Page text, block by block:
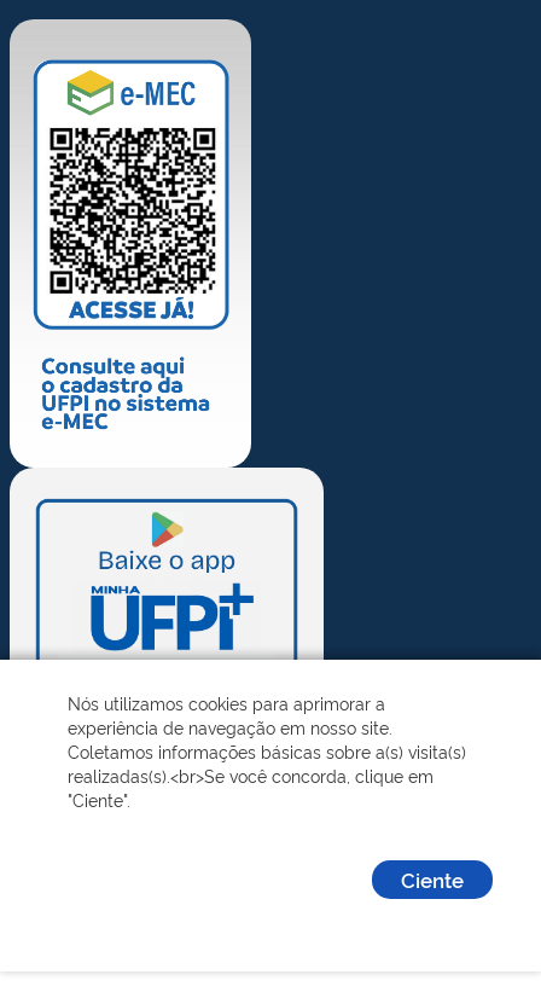
Nós utilizamos cookies para aprimorar a
experiência de navegação em nosso site.
Coletamos informações básicas sobre a(s) visita(s)
realizadas(s).<br>Se você concorda, clique em
"Ciente".
Ciente